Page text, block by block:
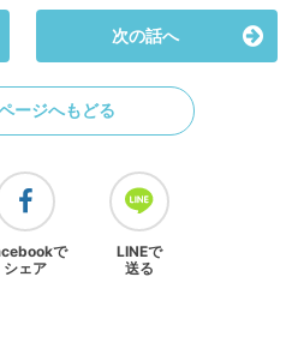
次の話へ
ージへもどる
で
シェア
LINEで
送る